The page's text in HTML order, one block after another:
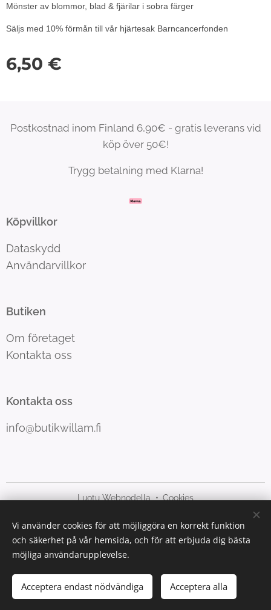
Mönster av blommor, blad & fjärilar i sobra färger
Säljs med 10% förmån till vår hjärtesak Barncancerfonden
6,50 €
Lägg i kundvagnen
Postkostnad inom Finland 6,90€ - gratis leverans vid
köp över 50€!
Trygg betalning med Klarna!
Köpvillkor
Dataskydd
Användarvillkor
Butiken
Om företaget
Kontakta oss
Kontakta oss
info@butikwillam.fi
Luotu Webnodella Cookies
Språk
Suomi
Svenska
Vi använder cookies för att möjliggöra en korrekt funktion
och säkerhet på vår hemsida, och för att erbjuda dig bästa
möjliga användarupplevelse.
Acceptera endast nödvändiga Acceptera alla